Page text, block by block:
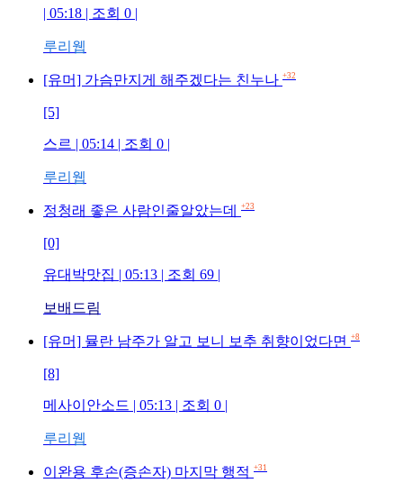
| 05:18 | 조회 0 |
루리웹
[유머] 가슴만지게 해주겠다는 친누나 +32
[5]
스르 | 05:14 | 조회 0 |
루리웹
정청래 좋은 사람인줄알았는데 +23
[0]
유대박맛집 | 05:13 | 조회 69 |
보배드림
[유머] 뮬란 남주가 알고 보니 보추 취향이었다면 +8
[8]
메사이안소드 | 05:13 | 조회 0 |
루리웹
이완용 후손(증손자) 마지막 행적 +31